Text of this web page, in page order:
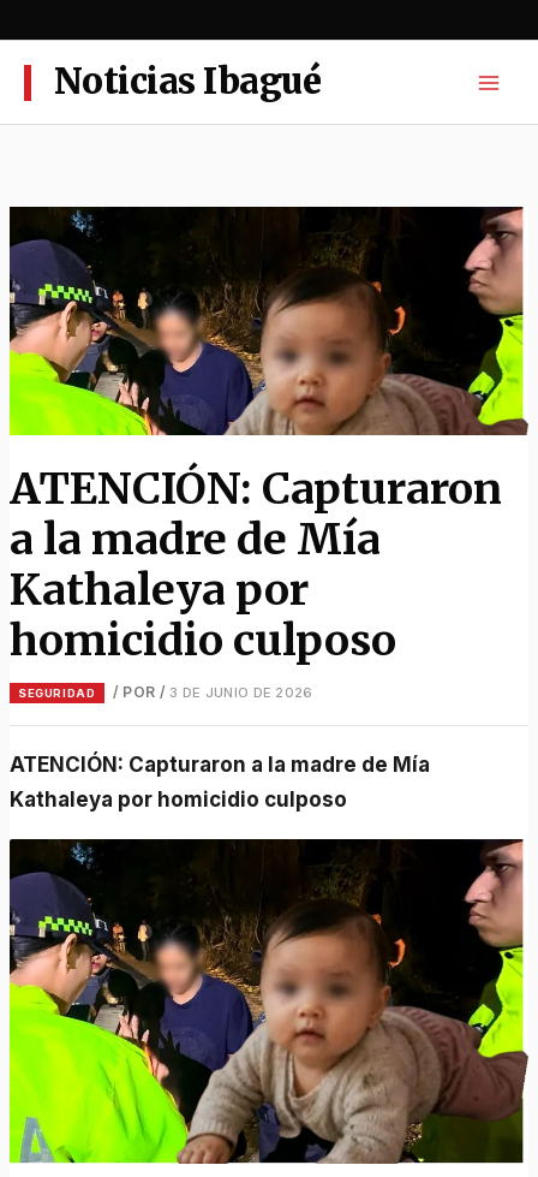
al
contenidoNoticias Ibagué
ATENCIÓN: Capturaron
a la madre de Mía
Kathaleya por
homicidio culposo
SEGURIDAD / POR / 3 DE JUNIO DE 2026
ATENCIÓN: Capturaron a la madre de Mía
Kathaleya por homicidio culposo